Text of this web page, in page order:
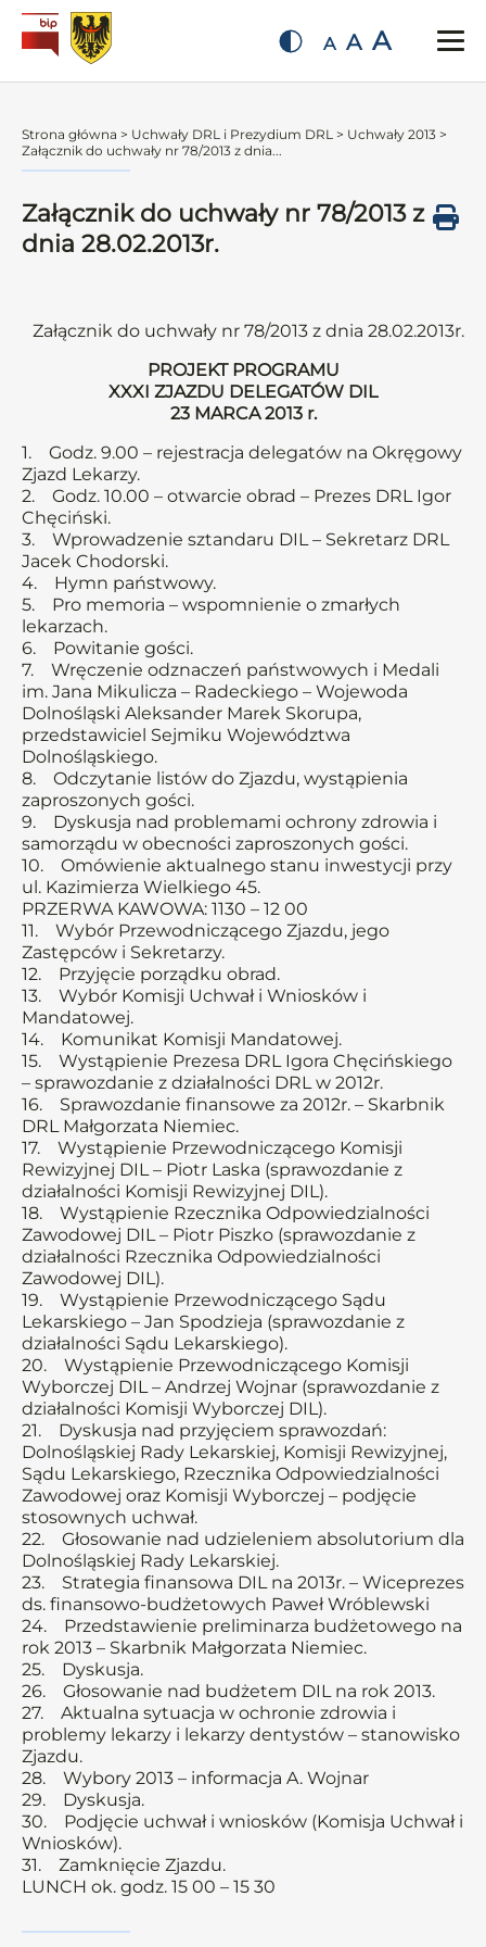
A A A
Strona główna > Uchwały DRL i Prezydium DRL > Uchwały 2013 >
Załącznik do uchwały nr 78/2013 z dnia...
Załącznik do uchwały nr 78/2013 z
dnia 28.02.2013r.
Załącznik do uchwały nr 78/2013 z dnia 28.02.2013r.
PROJEKT PROGRAMU
XXXI ZJAZDU DELEGATÓW DIL
23 MARCA 2013 r.
1. Godz. 9.00 – rejestracja delegatów na Okręgowy
Zjazd Lekarzy.
2. Godz. 10.00 – otwarcie obrad – Prezes DRL Igor
Chęciński.
3. Wprowadzenie sztandaru DIL – Sekretarz DRL
Jacek Chodorski.
4. Hymn państwowy.
5. Pro memoria – wspomnienie o zmarłych
lekarzach.
6. Powitanie gości.
7. Wręczenie odznaczeń państwowych i Medali
im. Jana Mikulicza – Radeckiego – Wojewoda
Dolnośląski Aleksander Marek Skorupa,
przedstawiciel Sejmiku Województwa
Dolnośląskiego.
8. Odczytanie listów do Zjazdu, wystąpienia
zaproszonych gości.
9. Dyskusja nad problemami ochrony zdrowia i
samorządu w obecności zaproszonych gości.
10. Omówienie aktualnego stanu inwestycji przy
ul. Kazimierza Wielkiego 45.
PRZERWA KAWOWA: 1130 – 12 00
11. Wybór Przewodniczącego Zjazdu, jego
Zastępców i Sekretarzy.
12. Przyjęcie porządku obrad.
13. Wybór Komisji Uchwał i Wniosków i
Mandatowej.
14. Komunikat Komisji Mandatowej.
15. Wystąpienie Prezesa DRL Igora Chęcińskiego
– sprawozdanie z działalności DRL w 2012r.
16. Sprawozdanie finansowe za 2012r. – Skarbnik
DRL Małgorzata Niemiec.
17. Wystąpienie Przewodniczącego Komisji
Rewizyjnej DIL – Piotr Laska (sprawozdanie z
działalności Komisji Rewizyjnej DIL).
18. Wystąpienie Rzecznika Odpowiedzialności
Zawodowej DIL – Piotr Piszko (sprawozdanie z
działalności Rzecznika Odpowiedzialności
Zawodowej DIL).
19. Wystąpienie Przewodniczącego Sądu
Lekarskiego – Jan Spodzieja (sprawozdanie z
działalności Sądu Lekarskiego).
20. Wystąpienie Przewodniczącego Komisji
Wyborczej DIL – Andrzej Wojnar (sprawozdanie z
działalności Komisji Wyborczej DIL).
21. Dyskusja nad przyjęciem sprawozdań:
Dolnośląskiej Rady Lekarskiej, Komisji Rewizyjnej,
Sądu Lekarskiego, Rzecznika Odpowiedzialności
Zawodowej oraz Komisji Wyborczej – podjęcie
stosownych uchwał.
22. Głosowanie nad udzieleniem absolutorium dla
Dolnośląskiej Rady Lekarskiej.
23. Strategia finansowa DIL na 2013r. – Wiceprezes
ds. finansowo-budżetowych Paweł Wróblewski
24. Przedstawienie preliminarza budżetowego na
rok 2013 – Skarbnik Małgorzata Niemiec.
25. Dyskusja.
26. Głosowanie nad budżetem DIL na rok 2013.
27. Aktualna sytuacja w ochronie zdrowia i
problemy lekarzy i lekarzy dentystów – stanowisko
Zjazdu.
28. Wybory 2013 – informacja A. Wojnar
29. Dyskusja.
30. Podjęcie uchwał i wniosków (Komisja Uchwał i
Wniosków).
31. Zamknięcie Zjazdu.
LUNCH ok. godz. 15 00 – 15 30